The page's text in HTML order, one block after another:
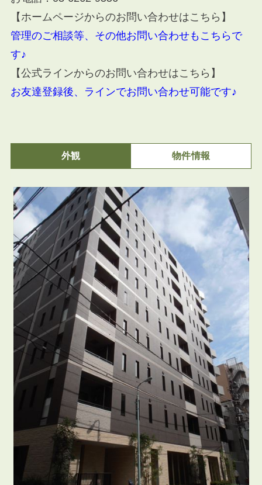
【ホームページからのお問い合わせはこちら】
管理のご相談等、その他お問い合わせもこちらで
す♪
【公式ラインからのお問い合わせはこちら】
お友達登録後、ラインでお問い合わせ可能です♪
外観 物件情報